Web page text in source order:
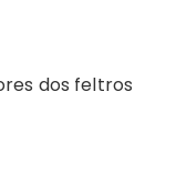
dos feltros